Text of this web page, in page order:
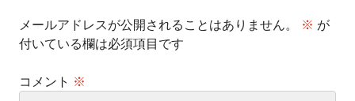
メールアドレスが公開されることはありません。 ※ が
付いている欄は必須項目です
コメント ※